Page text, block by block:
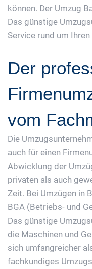
können. Der Umzug
Das günstige
Service rund um
Der
vom
Die
auch für einen
Abwicklung der
privaten als auch
Zeit. Bei Umzügen in
BGA (Betriebs- und
Das günstige
die Maschinen und
sich umfangreicher
fachkundiges